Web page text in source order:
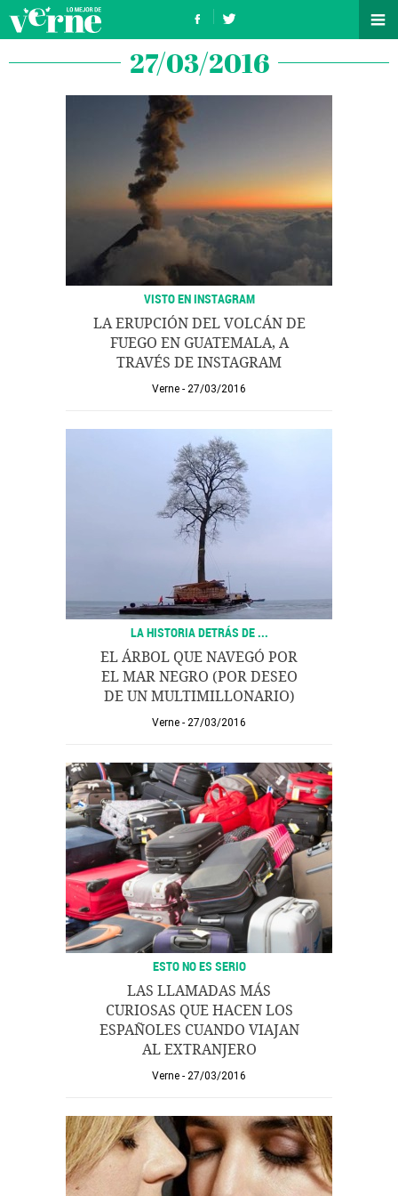
27/03/2016
VISTO EN INSTAGRAM
LA ERUPCIÓN DEL VOLCÁN DE
FUEGO EN GUATEMALA, A
TRAVÉS DE INSTAGRAM
Verne 27/03/2016
LA HISTORIA DETRÁS DE ...
EL ÁRBOL QUE NAVEGÓ POR
EL MAR NEGRO (POR DESEO
DE UN MULTIMILLONARIO)
Verne 27/03/2016
ESTO NO ES SERIO
LAS LLAMADAS MÁS
CURIOSAS QUE HACEN LOS
ESPAÑOLES CUANDO VIAJAN
AL EXTRANJERO
Verne 27/03/2016